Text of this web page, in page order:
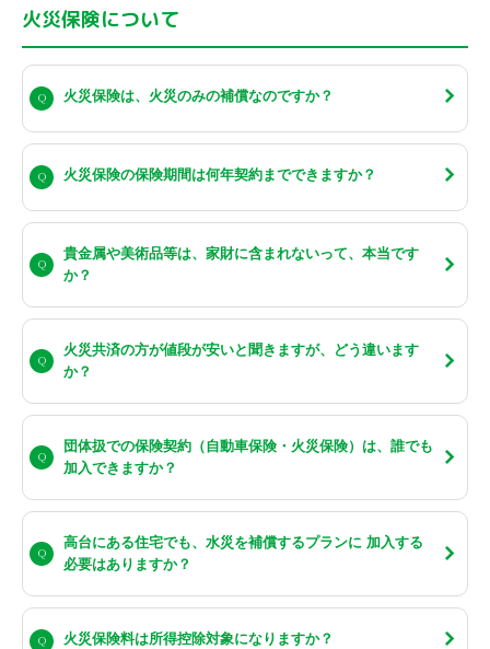
火災保険について
火災保険は、火災のみの補償なのですか？
火災保険の保険期間は何年契約までできますか？
貴金属や美術品等は、家財に含まれないって、本当です
か？
火災共済の方が値段が安いと聞きますが、どう違います
か？
団体扱での保険契約（自動車保険・火災保険）は、誰でも
加入できますか？
高台にある住宅でも、水災を補償するプランに 加入する
必要はありますか？
火災保険料は所得控除対象になりますか？